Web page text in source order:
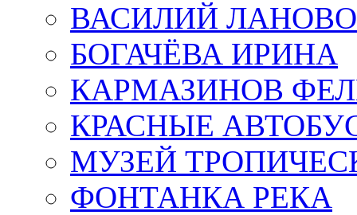
ВАСИЛИЙ
БОГАЧЁВА ИРИНА
КАРМАЗИНОВ
КРАСНЫЕ
МУЗЕЙ
ФОНТАНКА РЕКА